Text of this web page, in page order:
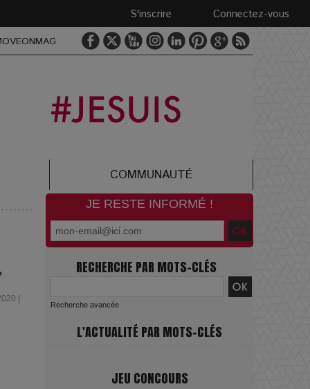
Connectez-vous
S'inscrire
COMMUNAUTÉ
|
JE RESTE INFORMÉ !
RECHERCHE PAR MOTS-CLÉS
Recherche avancée
L'ACTUALITÉ PAR MOTS-CLÉS
JEU CONCOURS